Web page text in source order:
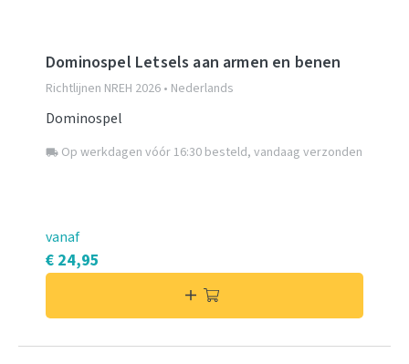
Dominospel Letsels aan armen en benen
Richtlijnen NREH 2026 • Nederlands
Dominospel
local_shipping Op werkdagen vóór 16:30 besteld, vandaag verzonden
vanaf
€ 24,95